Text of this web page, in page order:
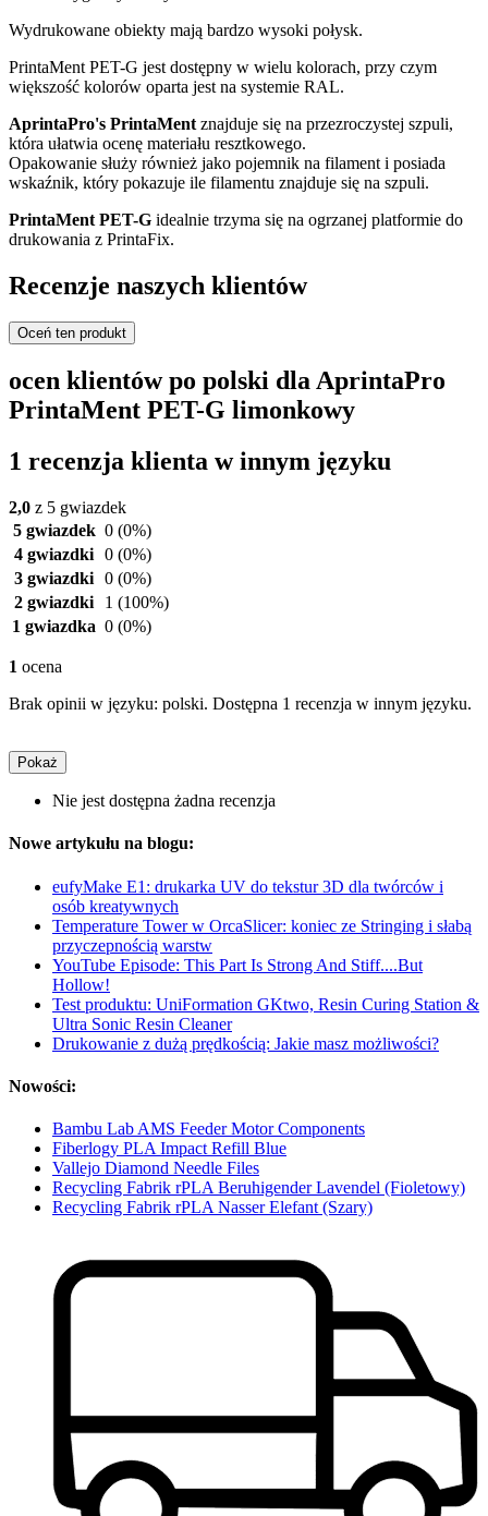
Wydrukowane obiekty mają bardzo wysoki połysk.
PrintaMent PET-G jest dostępny w wielu kolorach, przy czym
większość kolorów oparta jest na systemie RAL.
AprintaPro's PrintaMent znajduje się na przezroczystej szpuli,
która ułatwia ocenę materiału resztkowego.
Opakowanie służy również jako pojemnik na filament i posiada
wskaźnik, który pokazuje ile filamentu znajduje się na szpuli.
PrintaMent PET-G idealnie trzyma się na ogrzanej platformie do
drukowania z PrintaFix.
Recenzje naszych klientów
Oceń ten produkt
ocen klientów po polski dla AprintaPro
PrintaMent PET-G limonkowy
1 recenzja klienta w innym języku
2,0 z 5 gwiazdek
5 gwiazdek 0 (0%)
4 gwiazdki 0 (0%)
3 gwiazdki 0 (0%)
2 gwiazdki
1 (100%)
1 gwiazdka 0 (0%)
1 ocena
Brak opinii w języku: polski. Dostępna 1 recenzja w innym języku.
Pokaż
Nie jest dostępna żadna recenzja
Nowe artykułu na blogu:
eufyMake E1: drukarka UV do tekstur 3D dla twórców i
osób kreatywnych
Temperature Tower w OrcaSlicer: koniec ze Stringing i słabą
przyczepnością warstw
YouTube Episode: This Part Is Strong And Stiff....But
Hollow!
Test produktu: UniFormation GKtwo, Resin Curing Station &
Ultra Sonic Resin Cleaner
Drukowanie z dużą prędkością: Jakie masz możliwości?
Nowości:
Bambu Lab AMS Feeder Motor Components
Fiberlogy PLA Impact Refill Blue
Vallejo Diamond Needle Files
Recycling Fabrik rPLA Beruhigender Lavendel (Fioletowy)
Recycling Fabrik rPLA Nasser Elefant (Szary)